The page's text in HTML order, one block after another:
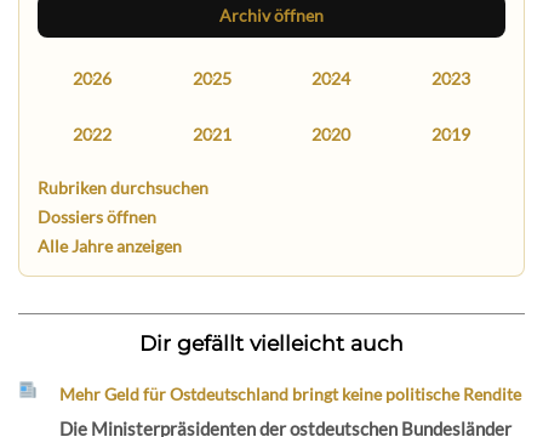
Archiv öffnen
2026 2025 2024 2023
2022 2021 2020 2019
Rubriken durchsuchen
Dossiers öffnen
Alle Jahre anzeigen
Dir gefällt vielleicht auch
Mehr Geld für Ostdeutschland bringt keine politische Rendite
Die Ministerpräsidenten der ostdeutschen Bundesländer